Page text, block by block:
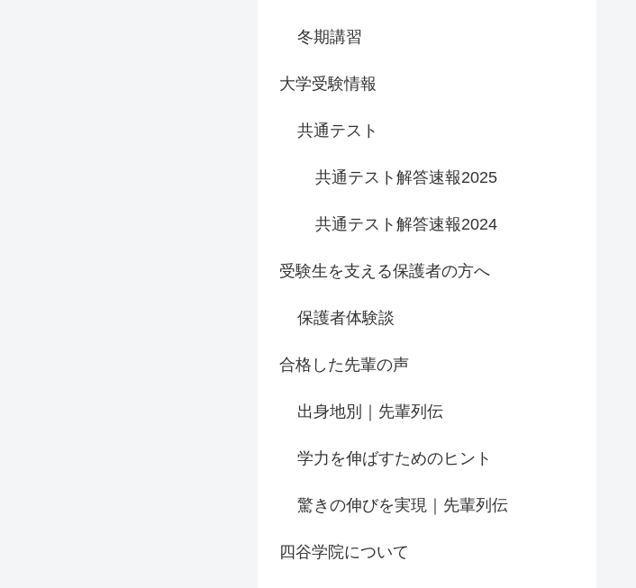
冬期講習
大学受験情報
共通テスト
共通テスト解答速報2025
共通テスト解答速報2024
受験生を支える保護者の方へ
保護者体験談
合格した先輩の声
出身地別｜先輩列伝
学力を伸ばすためのヒント
驚きの伸びを実現｜先輩列伝
四谷学院について